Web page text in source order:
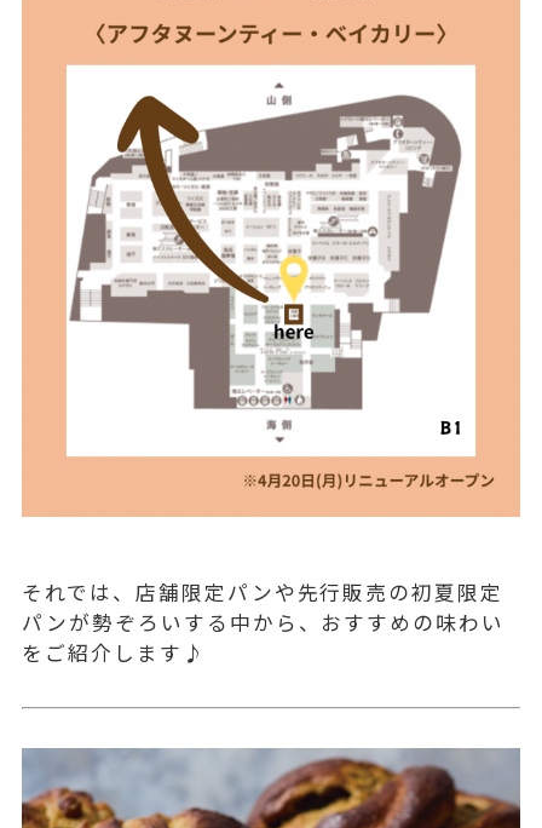
それでは、 店舗限定パンや先行販売の初夏限定
パンが勢ぞろいする中から、おすすめの味わい
をご紹介します ♪